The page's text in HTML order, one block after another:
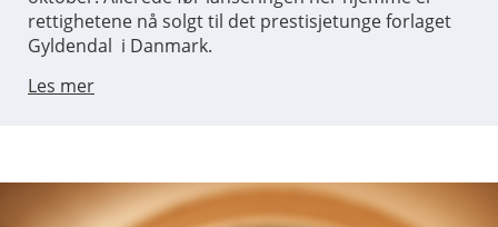
rettighetene nå solgt til det prestisjetunge forlaget
Gyldendal i Danmark.
Les mer